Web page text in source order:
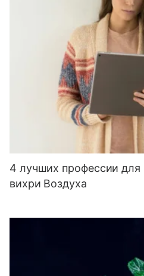
4 лучших профессии для
вихри Воздуха